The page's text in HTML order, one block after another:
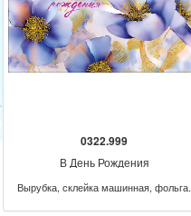
0322.999
В День Рождения
Вырубка, склейка машинная, фольга.